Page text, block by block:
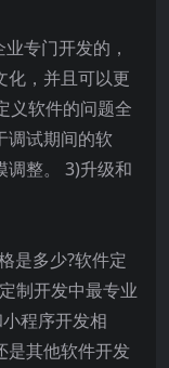
专门开发的，
化，并且可以更
义软件的问题全
调试期间的软
调整。 3)升级和
是多少?软件定
制开发中最专业
程序开发相
是其他软件开发